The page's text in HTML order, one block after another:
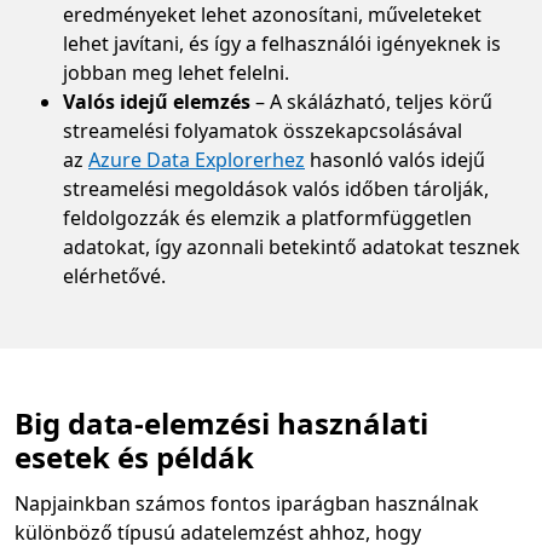
eredményeket lehet azonosítani, műveleteket
lehet javítani, és így a felhasználói igényeknek is
jobban meg lehet felelni.
Valós idejű elemzés– A skálázható, teljes körű
streamelési folyamatok összekapcsolásával
az Azure Data Explorerhez hasonló valós idejű
streamelési megoldások valós időben tárolják,
feldolgozzák és elemzik a platformfüggetlen
adatokat, így azonnali betekintő adatokat tesznek
elérhetővé.
Big data-elemzési használati
esetek és példák
Napjainkban számos fontos iparágban használnak
különböző típusú adatelemzést ahhoz, hogy